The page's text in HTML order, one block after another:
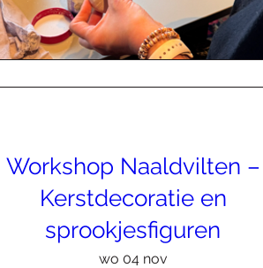
Workshop Naaldvilten –
Kerstdecoratie en
sprookjesfiguren
wo 04 nov